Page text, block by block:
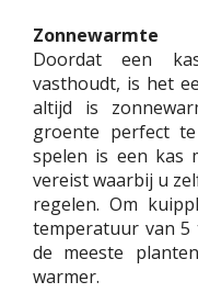
Zonnewarmte
Doordat een
vasthoudt, is het
altijd is
groente perfect
spelen is een kas
vereist waarbij u
regelen. Om
temperatuur van 5
de meeste
warmer.